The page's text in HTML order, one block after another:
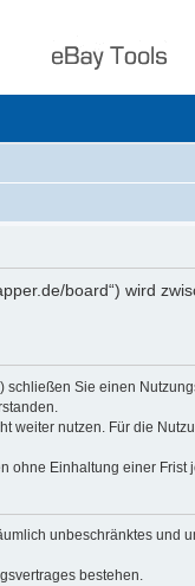
board“) wird
schließen Sie einen
weiter nutzen. Für die
ohne Einhaltung einer Frist
unbeschränktes und
bestehen.